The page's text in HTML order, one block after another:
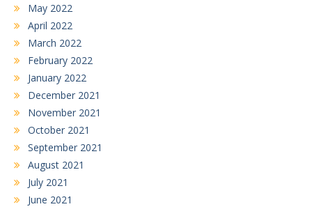
May 2022
April 2022
March 2022
February 2022
January 2022
December 2021
November 2021
October 2021
September 2021
August 2021
July 2021
June 2021